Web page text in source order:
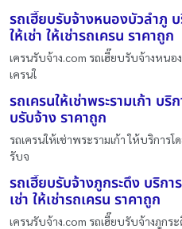
รถเฮี๊ยบรับจ้างหนองบัวลำภู
ให้เช่า ให้เช่ารถเครน ราคาถูก
เครนรับจ้าง.com รถเฮี๊ยบรับจ้างหนอ
เครนใ
รถเครนให้เช่าพระรามเก้า บ
บรับจ้าง ราคาถูก
รถเครนให้เช่าพระรามเก้า ให้บริการ
รับจ
รถเฮี๊ยบรับจ้างภูกระดึง บริกา
เช่า ให้เช่ารถเครน ราคาถูก
เครนรับจ้าง.com รถเฮี๊ยบรับจ้างภูกร